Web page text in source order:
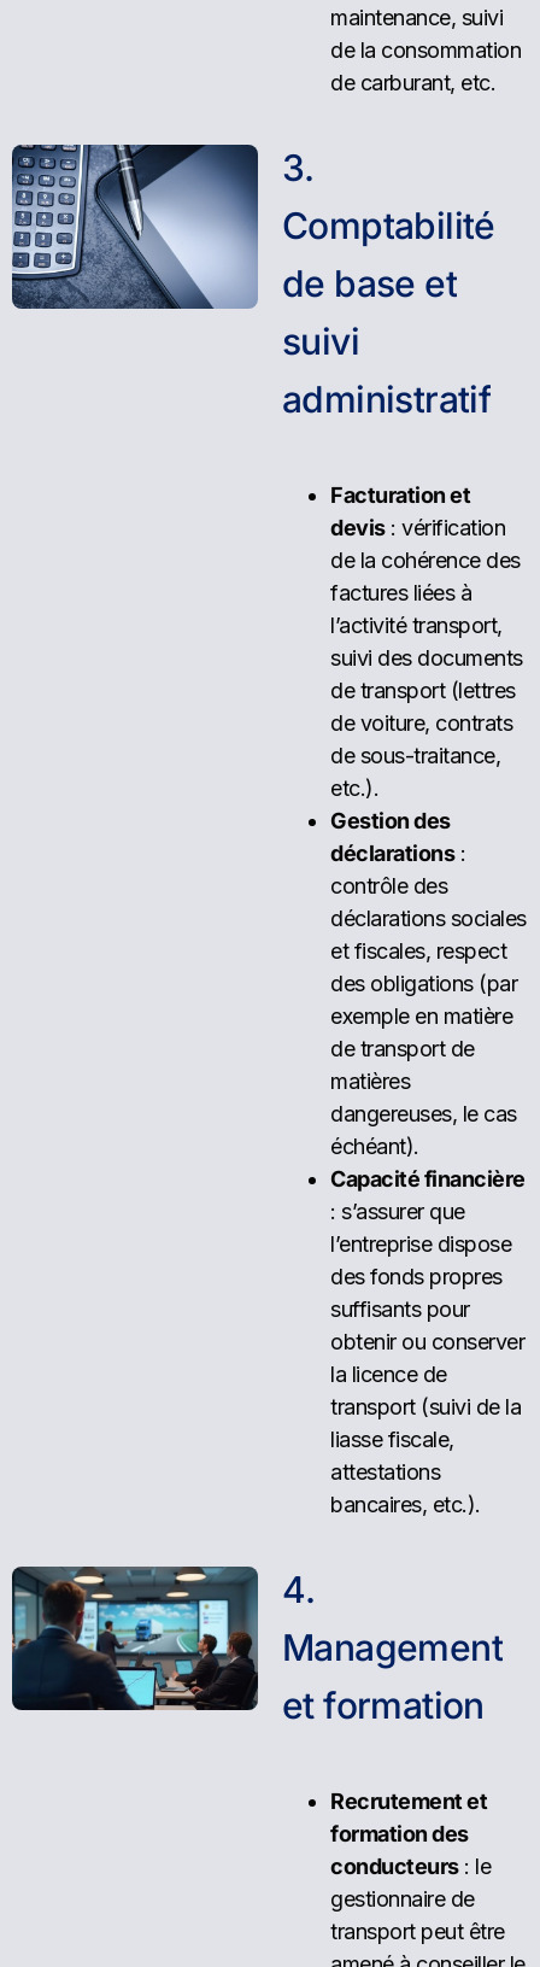
maintenance, suivi
de la consommation
de carburant, etc.
3.
Comptabilité
de base et
suivi
administratif
Facturation et
devis: vérification
de la cohérence des
factures liées à
l’activité transport,
suivi des documents
de transport (lettres
de voiture, contrats
de sous-traitance,
etc.).
Gestion des
déclarations:
contrôle des
déclarations sociales
et fiscales, respect
des obligations (par
exemple en matière
de transport de
matières
dangereuses, le cas
échéant).
Capacité financière
: s’assurer que
l’entreprise dispose
des fonds propres
suffisants pour
obtenir ou conserver
la licence de
transport (suivi de la
liasse fiscale,
attestations
bancaires, etc.).
4.
Management
et formation
Recrutement et
formation des
conducteurs: le
gestionnaire de
transport peut être